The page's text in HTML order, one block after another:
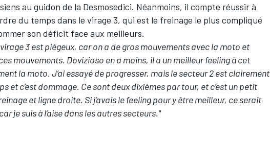
au guidon de la Desmosedici. Néanmoins, il compte réussir à
du temps dans le virage 3, qui est le freinage le plus compliqué
son déficit face aux meilleurs.
3 est piégeux, car on a de gros mouvements avec la moto et
mouvements. Dovizioso en a moins, il a un meilleur feeling à cet
la moto. J’ai essayé de progresser, mais le secteur 2 est clairement
et c’est dommage. Ce sont deux dixièmes par tour, et c’est un petit
et ligne droite. Si j’avais le feeling pour y être meilleur, ce serait
je suis à l’aise dans les autres secteurs."